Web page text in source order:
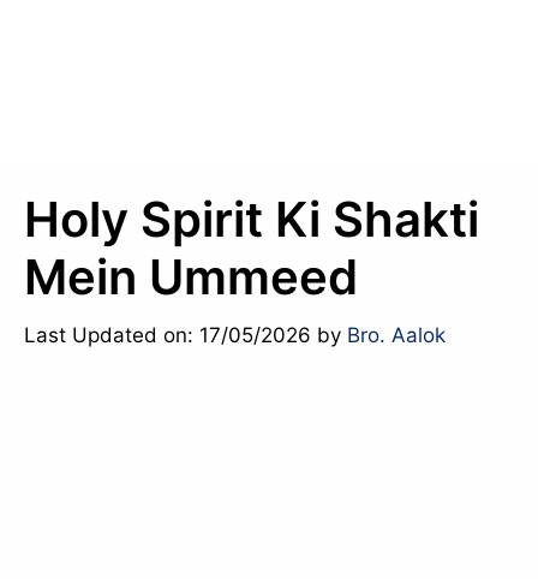
Holy Spirit Ki Shakti
Mein Ummeed
Last Updated on: 17/05/2026 by Bro. Aalok